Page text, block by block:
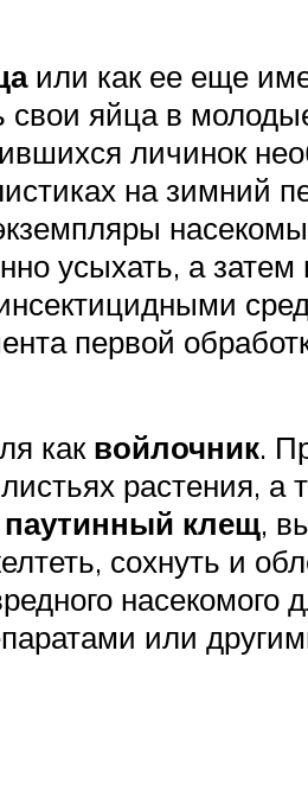
или как ее еще
свои яйца в
личинок
на зимний
усыхать, а
первой
как войлочник.
растения, а
паутинный клещ,
сохнуть и
или